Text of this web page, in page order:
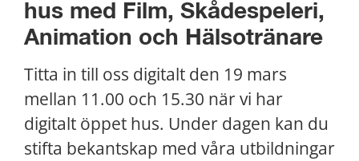
hus med Film, Skådespeleri,
Animation och Hälsotränare
Titta in till oss digitalt den 19 mars
mellan 11.00 och 15.30 när vi har
digitalt öppet hus. Under dagen kan du
stifta bekantskap med våra utbildningar